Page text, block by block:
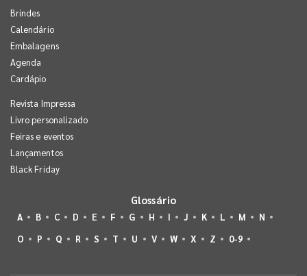
Brindes
Calendário
Embalagens
Agenda
Cardápio
Revista Impressa
Livro personalizado
Feiras e eventos
Lançamentos
Black Friday
Glossário
A B C D E F G H I J K L M
N
O
P Q R S T U V W X Z 0-9